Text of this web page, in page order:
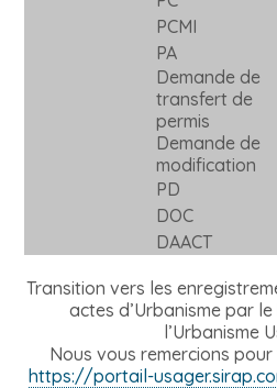
PCMI
PA
Demande de
transfert de
permis
Demande de
modification
PD
DOC
DAACT
Transition vers les
actes d’Urbanisme par
l’Urbanisme
Nous vous remercions
https://portail-